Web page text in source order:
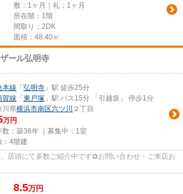
敷：1ヶ月｜礼：1ヶ月
所在階：1階
間取り：2DK
面積：48.40㎡
ール弘明寺
本線 「 弘明寺 」駅 徒歩25分
賀線 「 東戸塚 」駅 バス15分 「引越坂」 停歩1分
川県横浜市南区六ツ川 ２丁目
万円
数：築36年 ｜募集中： 1室
：4階建
店頭にて多数ご紹介中です✿お問い合わせ・ご来店お
8.5万円